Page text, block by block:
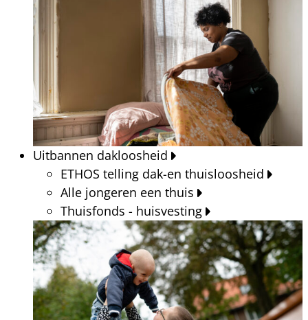
Uitbannen dakloosheid
ETHOS telling dak-en thuisloosheid
Alle jongeren een thuis
Thuisfonds - huisvesting